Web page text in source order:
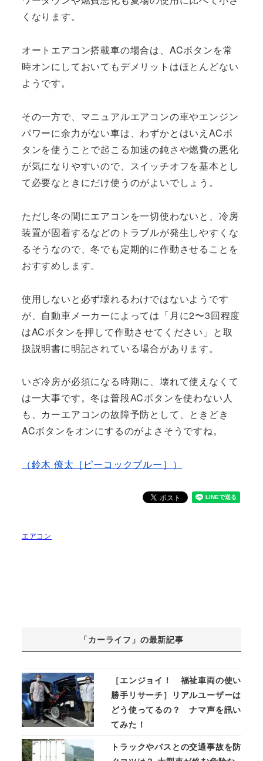
くなります。
オートエアコン搭載車の場合は、ACボタンを常
時オンにしておいてもデメリットはほとんどない
ようです。
その一方で、マニュアルエアコンの車やエンジン
パワーに余力がない車は、わずかとはいえACボ
タンを使うことで起こる加速の鈍さや燃費の悪化
が気になりやすいので、スイッチオフを基本とし
て必要なときにだけ使うのがよいでしょう。
ただし冬の間にエアコンを一切使わないと、冷房
装置が固着するなどのトラブルが発生しやすくな
るそうなので、冬でも定期的に作動させることを
おすすめします。
使用しないと必ず壊れるわけではないようです
が、自動車メーカーによっては「月に2〜3回程度
はACボタンを押して作動させてください」と取
扱説明書に明記されている場合があります。
いざ冷房が必須になる時期に、壊れて使えなくて
は一大事です。冬は普段ACボタンを使わない人
も、カーエアコンの故障予防として、ときどき
ACボタンをオンにするのがよさそうですね。
（鈴木 僚太［ピーコックブルー］）
エアコン
「カーライフ」の最新記事
［エンジョイ！ 福祉車両の使い
勝手リサーチ］リアルユーザーは
どう使ってるの？ ナマ声を訊い
てみた！
トラックやバスとの交通事故を防